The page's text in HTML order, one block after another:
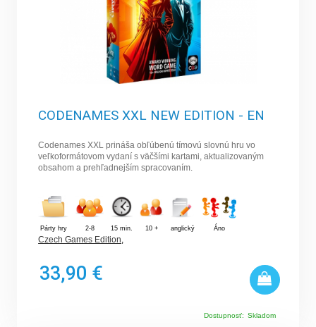
CODENAMES XXL NEW EDITION - EN
Codenames XXL prináša obľúbenú tímovú slovnú hru vo
veľkoformátovom vydaní s väčšími kartami, aktualizovaným
obsahom a prehľadnejším spracovaním.
Párty hry 2-8 15 min. 10 + anglický Áno
Czech Games Edition,
33,90 €
Dostupnosť: Skladom